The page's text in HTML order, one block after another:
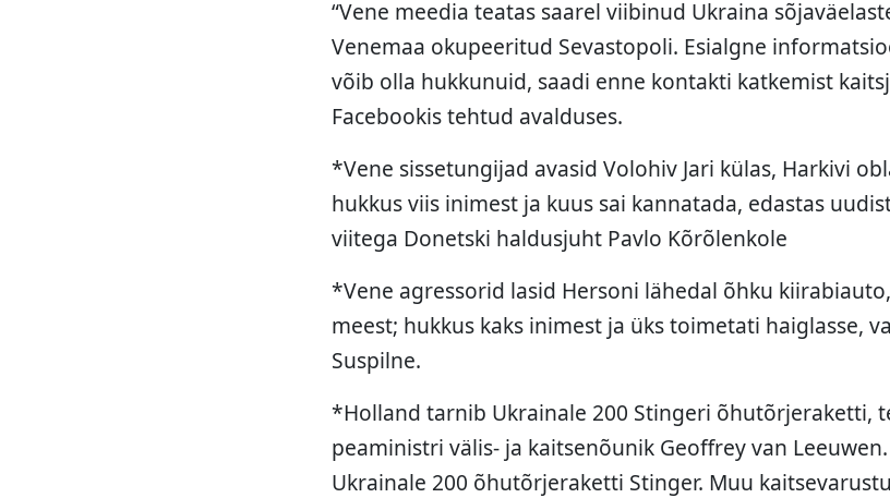
“Vene meedia teatas saarel viibinud Ukraina
Venemaa okupeeritud Sevastopoli. Esialgne
võib olla hukkunuid, saadi enne kontakti katkemist
Facebookis tehtud avalduses.
*Vene sissetungijad avasid Volohiv Jari külas, Harkivi
hukkus viis inimest ja kuus sai kannatada, edastas
viitega Donetski haldusjuht Pavlo Kõrõlenkole
*Vene agressorid lasid Hersoni lähedal õhku
meest; hukkus kaks inimest ja üks toimetati haiglasse,
Suspilne.
*Holland tarnib Ukrainale 200 Stingeri õhutõrjeraketti,
peaministri välis- ja kaitsenõunik Geoffrey van
Ukrainale 200 õhutõrjeraketti Stinger. Muu